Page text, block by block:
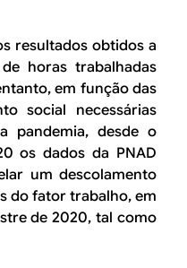
resultados obtidos a
horas trabalhadas
em função das
social necessárias
pandemia, desde o
os dados da PNAD
um descolamento
do fator trabalho, em
de 2020, tal como